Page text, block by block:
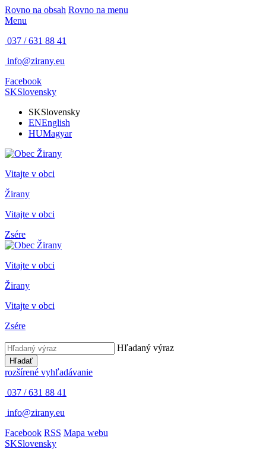
Rovno na obsah Rovno na menu
Menu
037 / 631 88 41
info@zirany.eu
Facebook
SKSlovensky
SKSlovensky
ENEnglish
HUMagyar
Vitajte v obci
Žirany
Vitajte v obci
Zsére
Vitajte v obci
Žirany
Vitajte v obci
Zsére
Hľadaný výraz
Hľadať
rozšírené vyhľadávanie
037 / 631 88 41
info@zirany.eu
Facebook RSS Mapa webu
SKSlovensky